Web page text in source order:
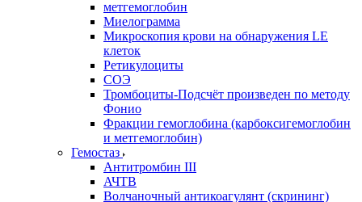
метгемоглобин
Миелограмма
Микроскопия крови на обнаружения LE
клеток
Ретикулоциты
СОЭ
Тромбоциты-Подсчёт произведен по методу
Фонио
Фракции гемоглобина (карбоксигемоглобин
и метгемоглобин)
Гемостаз
Антитромбин III
АЧТВ
Волчаночный антикоагулянт (скрининг)